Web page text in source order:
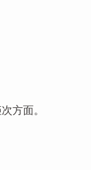
方面。